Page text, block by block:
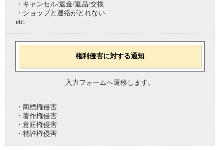
・キャンセル/返金/返品/交換
・ショップと連絡がとれない
etc.
権利侵害に対する通知
入力フォームへ遷移します。
・商標権侵害
・著作権侵害
・意匠権侵害
・特許権侵害